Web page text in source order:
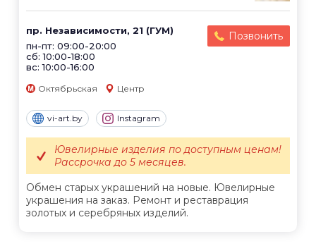
пр. Независимости, 21 (ГУМ)
пн-пт: 09:00-20:00
сб: 10:00-18:00
вс: 10:00-16:00
Позвонить
Октябрьская Центр
vi-art.by Instagram
Обмен старых украшений на новые. Ювелирные
украшения на заказ. Ремонт и реставрация
золотых и серебряных изделий.
Ювелирные изделия по доступным ценам!
Рассрочка до 5 месяцев.